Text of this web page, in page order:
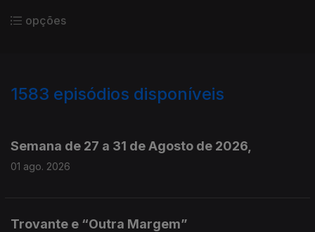
opções
1583 episódios disponíveis
Semana de 27 a 31 de Agosto de 2026,
01 ago. 2026
Trovante e “Outra Margem”